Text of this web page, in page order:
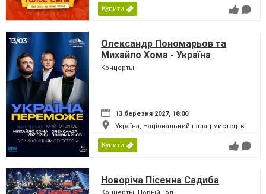
Купити
Олександр Пономарьов та
Михайло Хома - Україна
Переможе!
Концерты
13 березня 2027, 18:00
Україна, Національний палац мистецтв
Купити
Новоріча Пісенна Садиба
Концерты, Новый Год